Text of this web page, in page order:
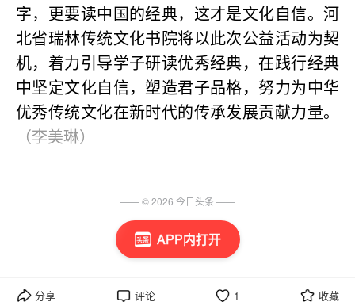
APP内打开
字，更要读中国的经典，这才是文化自信。河
北省瑞林传统文化书院将以此次公益活动为契
机，着力引导学子研读优秀经典，在践行经典
中坚定文化自信，塑造君子品格，努力为中华
优秀传统文化在新时代的传承发展贡献力量。
（李美琳）
分享 评论 1 收藏
—— ©2026 今日头条 ——